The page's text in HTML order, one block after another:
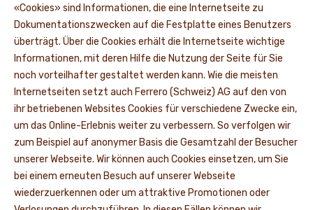
«Cookies» sind Informationen, die eine Internetseite zu
Dokumentationszwecken auf die Festplatte eines Benutzers
überträgt. Über die Cookies erhält die Internetseite wichtige
Informationen, mit deren Hilfe die Nutzung der Seite für Sie
noch vorteilhafter gestaltet werden kann. Wie die meisten
Internetseiten setzt auch Ferrero (Schweiz) AG auf den von
ihr betriebenen Websites Cookies für verschiedene Zwecke ein,
um das Online-Erlebnis weiter zu verbessern. So verfolgen wir
zum Beispiel auf anonymer Basis die Gesamtzahl der Besucher
unserer Webseite. Wir können auch Cookies einsetzen, um Sie
bei einem erneuten Besuch auf unserer Webseite
wiederzuerkennen oder um attraktive Promotionen oder